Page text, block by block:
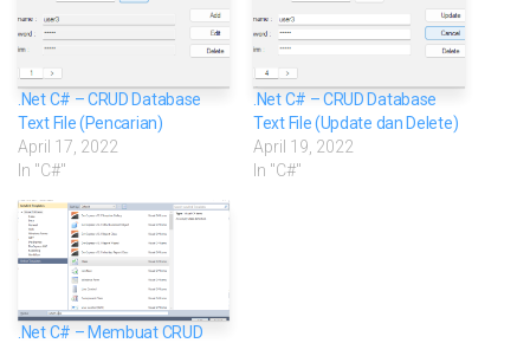
.Net C# – CRUD Database
Text File (Pencarian)
April 17, 2022
In "C#"
.Net C# – CRUD Database
Text File (Update dan Delete)
April 19, 2022
In "C#"
.Net C# – Membuat CRUD